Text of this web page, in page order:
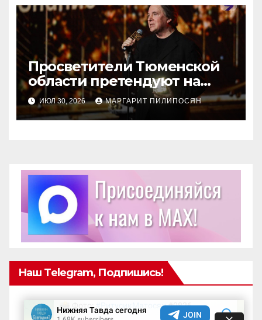
Просветители Тюменской
области претендуют на
награду Знание.Премия
ИЮЛ 30, 2026 МАРГАРИТ ПИЛИПОСЯН
Наш Telegram, Подпишись!